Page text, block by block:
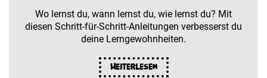
Wo lernst du, wann lernst du, wie lernst du? Mit
diesen Schritt-für-Schritt-Anleitungen verbesserst du
deine Lerngewohnheiten.
Weiterlesen